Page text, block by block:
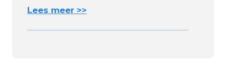
Lees meer >>